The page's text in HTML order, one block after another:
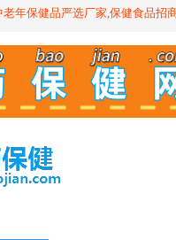
年保健品严选厂家,保健食品招